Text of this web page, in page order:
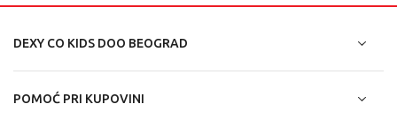
DEXY CO KIDS DOO BEOGRAD
POMOĆ PRI KUPOVINI